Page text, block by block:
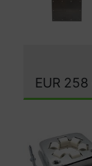
EUR 258